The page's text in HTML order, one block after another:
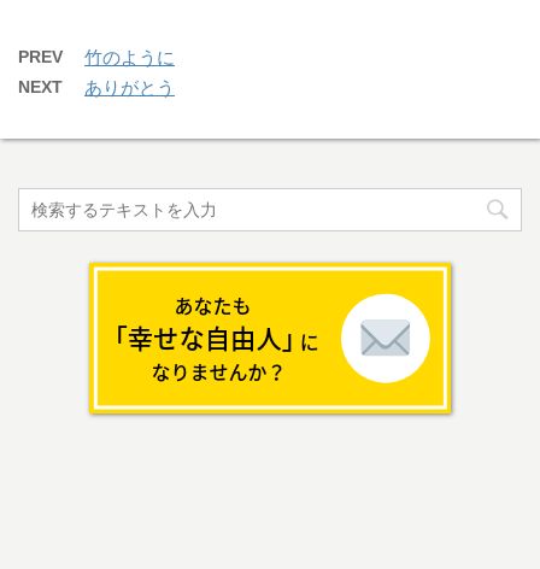
PREV 竹のように
NEXT ありがとう